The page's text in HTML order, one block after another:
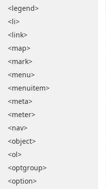
<legend>
<li>
<link>
<map>
<mark>
<menu>
<menuitem>
<meta>
<meter>
<nav>
<object>
<ol>
<optgroup>
<option>